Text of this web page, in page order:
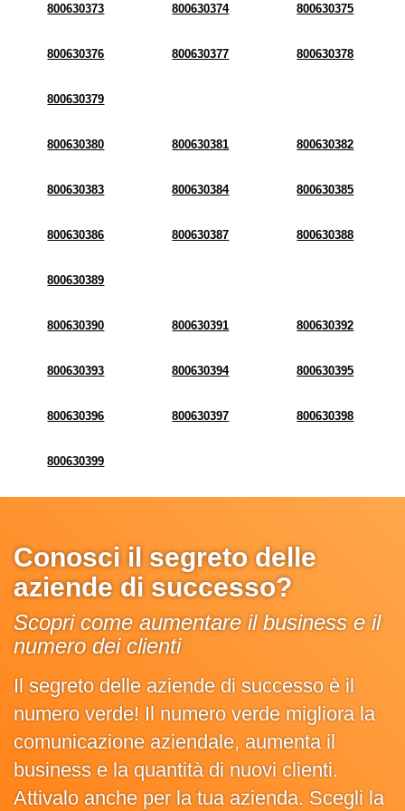
800630373 800630374 800630375
800630376 800630377 800630378
800630379
800630380 800630381 800630382
800630383 800630384 800630385
800630386 800630387 800630388
800630389
800630390 800630391 800630392
800630393 800630394 800630395
800630396 800630397 800630398
800630399
Conosci il segreto delle
aziende di successo?
Scopri come aumentare il business e il
numero dei clienti
Il segreto delle aziende di successo è il
numero verde! Il numero verde migliora la
comunicazione aziendale, aumenta il
business e la quantità di nuovi clienti.
Attivalo anche per la tua azienda. Scegli la